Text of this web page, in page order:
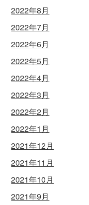
2022年8月
2022年7月
2022年6月
2022年5月
2022年4月
2022年3月
2022年2月
2022年1月
2021年12月
2021年11月
2021年10月
2021年9月